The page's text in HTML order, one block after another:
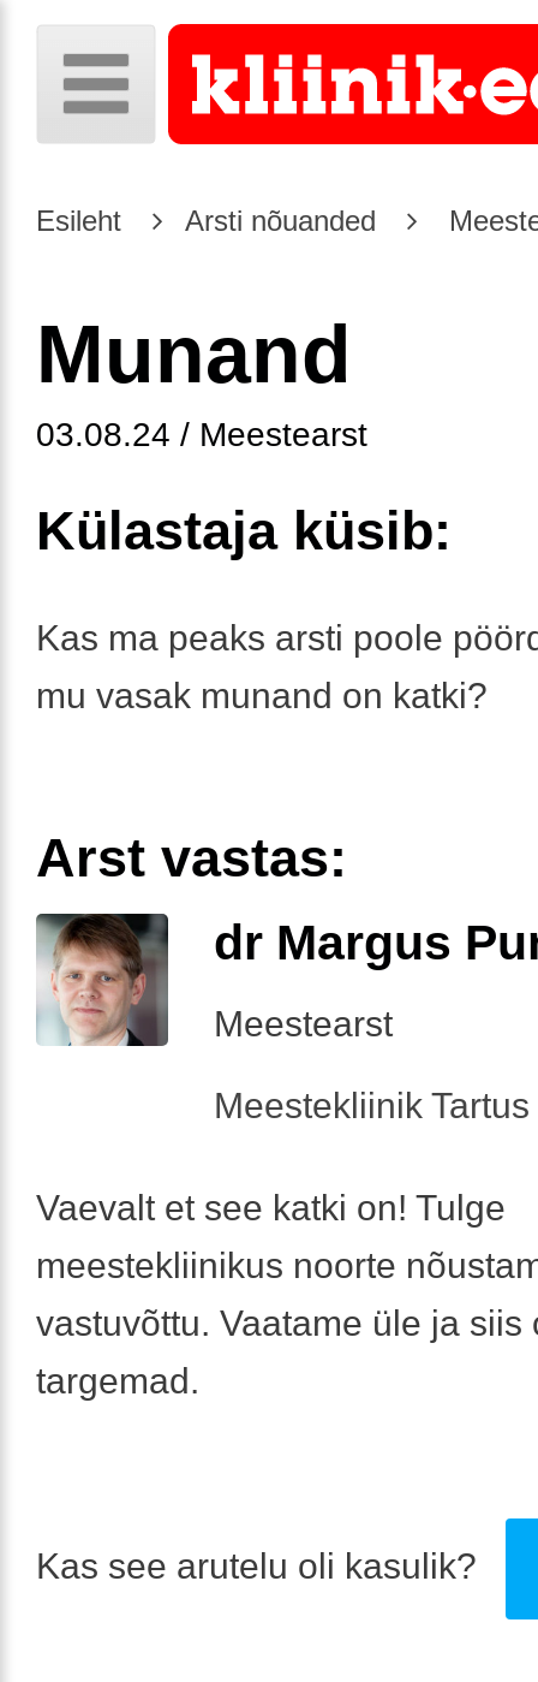
Esileht Arsti nõuanded
Munand
03.08.24 / Meestearst
Külastaja küsib:
Kas ma peaks arsti poole
mu vasak munand on katki?
Arst vastas:
dr Margus
Meestearst
Meestekliinik
Vaevalt et see katki on! Tulge
meestekliinikus noorte
vastuvõttu. Vaatame üle ja siis
targemad.
Kas see arutelu oli kasulik?